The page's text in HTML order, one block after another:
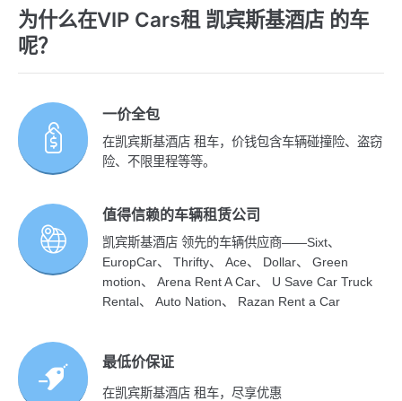
为什么在VIP Cars租 凯宾斯基酒店 的车
呢？
一价全包
在凯宾斯基酒店 租车，价钱包含车辆碰撞险、盗窃
险、不限里程等等。
值得信赖的车辆租赁公司
凯宾斯基酒店 领先的车辆供应商——Sixt、
EuropCar、 Thrifty、 Ace、 Dollar、 Green
motion、 Arena Rent A Car、 U Save Car Truck
Rental、 Auto Nation、 Razan Rent a Car
最低价保证
在凯宾斯基酒店 租车，尽享优惠